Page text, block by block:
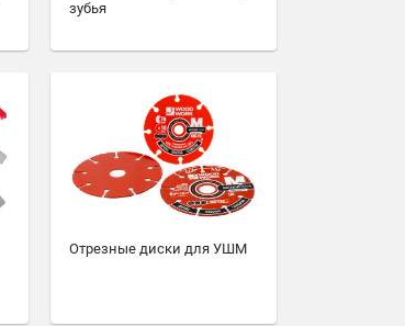
зубья
Отрезные диски для УШМ